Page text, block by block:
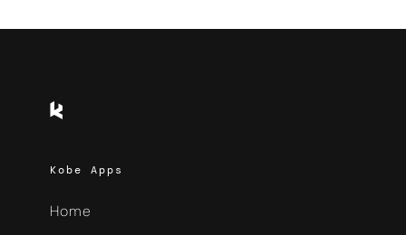
Kobe Apps
Home